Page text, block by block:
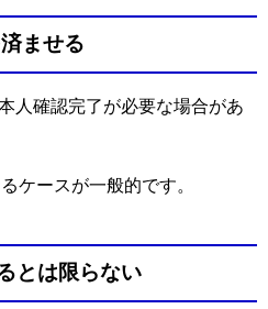
ませる
人確認完了が必要な場合があ
ケースが一般的です。
とは限らない